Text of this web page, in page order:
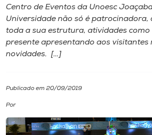
A
Internacionalização
Centro de Eventos da Unoesc
Universidade não só é patrocinadora,
toda a sua estrutura, atividades
presente apresentando aos visitantes
novidades. […]
Publicado em 20/09/2019
Por